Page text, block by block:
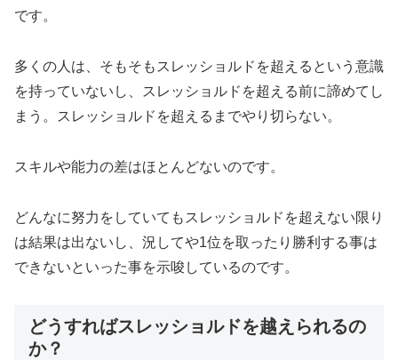
です。
多くの人は、そもそもスレッショルドを超えるという意識
を持っていないし、スレッショルドを超える前に諦めてし
まう。スレッショルドを超えるまでやり切らない。
スキルや能力の差はほとんどないのです。
どんなに努力をしていてもスレッショルドを超えない限り
は結果は出ないし、況してや1位を取ったり勝利する事は
できないといった事を示唆しているのです。
どうすればスレッショルドを越えられるの
か？